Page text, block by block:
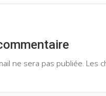
ne sera pas publiée. Les